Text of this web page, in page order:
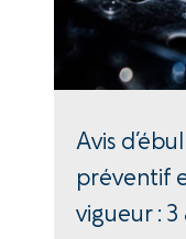
Avis
préventif
vigueur : 3